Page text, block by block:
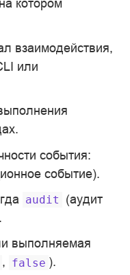
котором
взаимодействия,
или
события:
событие).
audit
(аудит
выполняемая
, false ).